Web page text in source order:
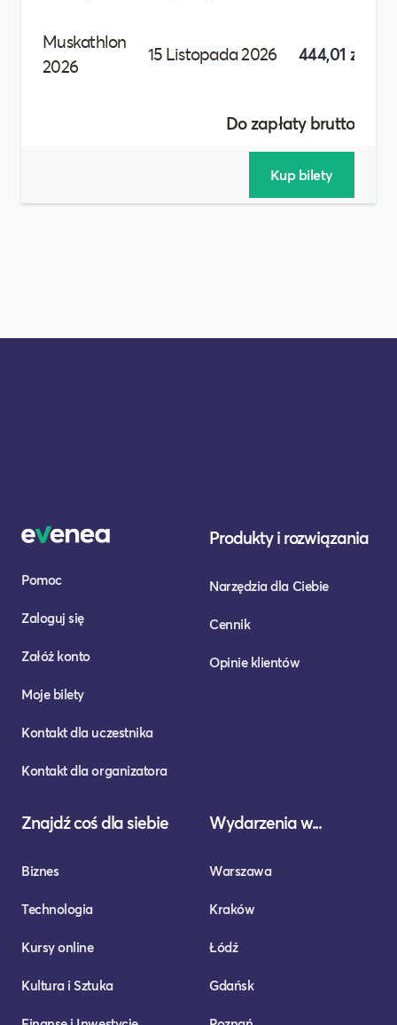
Muskathlon
2026
15 Listopada 2026 444,01 zł
Pomoc
Zaloguj się
Załóż konto
Moje bilety
Kontakt dla uczestnika
Kontakt dla organizatora
Produkty i rozwiązania
Narzędzia dla Ciebie
Cennik
Opinie klientów
Znajdź coś dla siebie
Biznes
Technologia
Kursy online
Kultura i Sztuka
Wydarzenia w...
Warszawa
Kraków
Łódź
Gdańsk